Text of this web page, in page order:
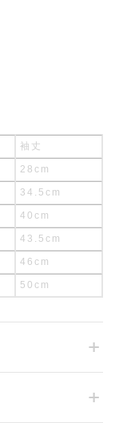
袖丈
28cm
34.5cm
40cm
43.5cm
46cm
50cm